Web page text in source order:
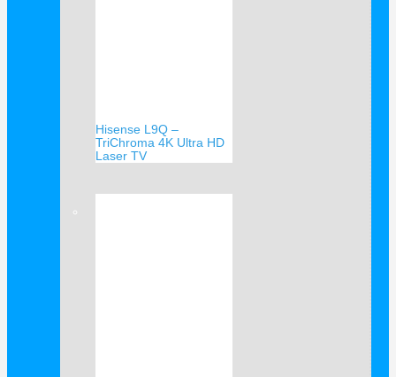
Hisense L9Q –
TriChroma 4K Ultra HD
Laser TV